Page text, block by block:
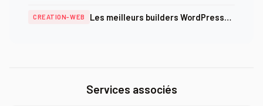
CREATION-WEB
Les meilleurs builders WordPress
Services associés